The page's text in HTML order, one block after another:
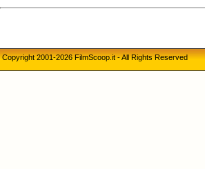
Copyright 2001-2026 FilmScoop.it - All Rights Reserved